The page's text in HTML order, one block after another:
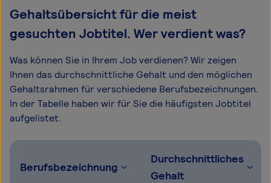
Gehaltsübersicht für die meist
gesuchten Jobtitel. Wer verdient was?
Was können Sie in Ihrem Job verdienen? Wir zeigen
Ihnen das durchschnittliche Gehalt und den möglichen
Gehaltsrahmen für verschiedene Berufsbezeichnungen.
In der Tabelle haben wir für Sie die häufigsten Jobtitel
aufgelistet.
Berufsbezeichnung
Durchschnittliches
Gehalt